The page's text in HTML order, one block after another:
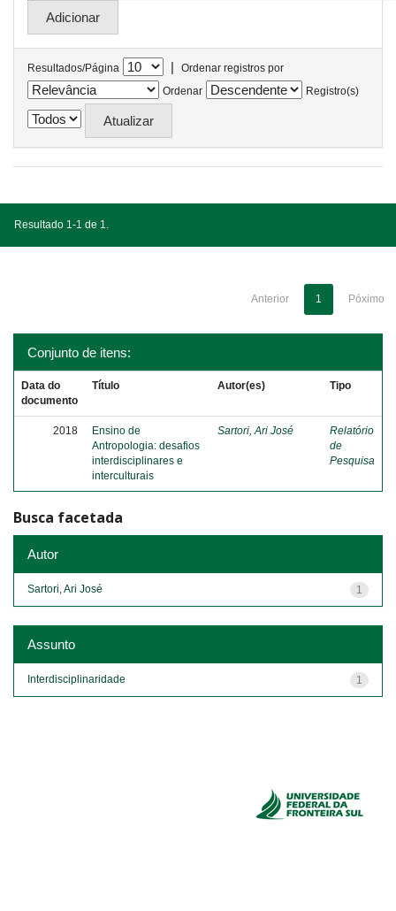
Resultados/Página |
Ordenar registros por
Ordenar
Registro(s)
Resultado 1-1 de 1.
Anterior 1 Póximo
Conjunto de itens:
Data do
documento
Título Autor(es) Tipo
2018
Ensino de
Antropologia: desafios
interdisciplinares e
interculturais
Sartori, Ari José
Relatório
de
Pesquisa
Busca facetada
Autor
1
Sartori, Ari José
Assunto
1
Interdisciplinaridade